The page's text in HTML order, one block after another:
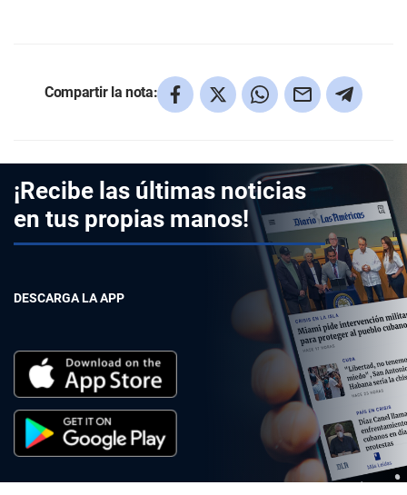
Compartir la nota:
¡Recibe las últimas noticias
en tus propias manos!
DESCARGA LA APP